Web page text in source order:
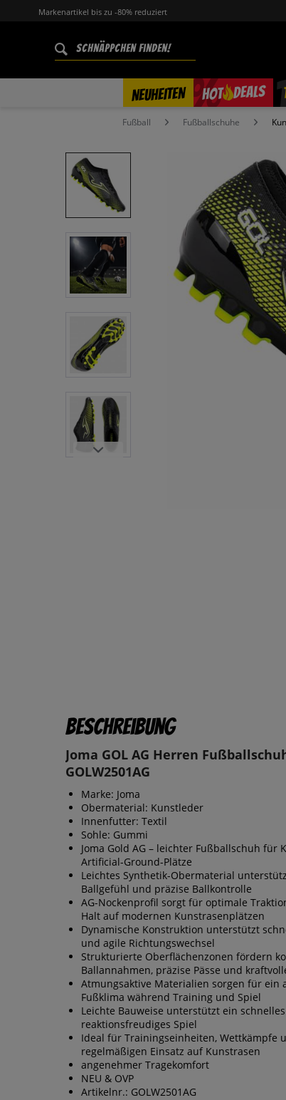
Markenartikel bis zu -80% reduziert
NEUHEITEN HOT DEALS
%
Fußball Fußballschuhe
Beschreibung
Joma GOL AG Herren
GOLW2501AG
Marke: Joma
Obermaterial: Kunstleder
Innenfutter: Textil
Sohle: Gummi
Joma Gold AG – leichter Fußballschuh für
Artificial-Ground-Plätze
Leichtes Synthetik-Obermaterial
Ballgefühl und präzise Ballkontrolle
AG-Nockenprofil sorgt für optimale
Halt auf modernen Kunstrasenplätzen
Dynamische Konstruktion unterstützt
und agile Richtungswechsel
Strukturierte Oberflächenzonen fördern
Ballannahmen, präzise Pässe und
Atmungsaktive Materialien sorgen für ein
Fußklima während Training und Spiel
Leichte Bauweise unterstützt ein
reaktionsfreudiges Spiel
Ideal für Trainingseinheiten, Wettkämpfe
regelmäßigen Einsatz auf Kunstrasen
angenehmer Tragekomfort
NEU & OVP
Artikelnr.: GOLW2501AG